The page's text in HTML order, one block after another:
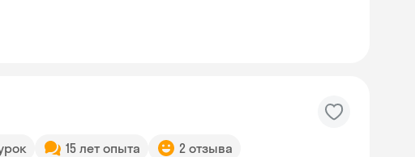
15 лет опыта 2 отзыва